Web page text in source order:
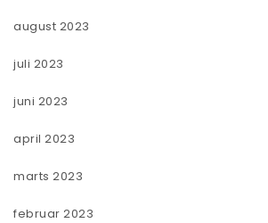
august 2023
juli 2023
juni 2023
april 2023
marts 2023
februar 2023